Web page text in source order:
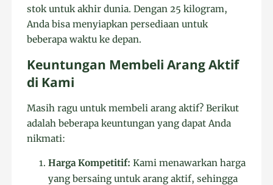
stok untuk akhir dunia. Dengan 25 kilogram,
Anda bisa menyiapkan persediaan untuk
beberapa waktu ke depan.
Keuntungan Membeli Arang Aktif
di Kami
Masih ragu untuk membeli arang aktif? Berikut
adalah beberapa keuntungan yang dapat Anda
nikmati:
Harga Kompetitif: Kami menawarkan harga
yang bersaing untuk arang aktif, sehingga